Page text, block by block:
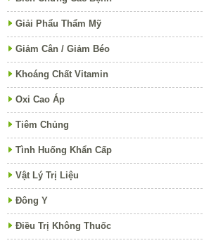
Giải Phẩu Thẩm Mỹ
Giảm Cân / Giảm Béo
Khoáng Chất Vitamin
Oxi Cao Áp
Tiêm Chủng
Tình Huống Khẩn Cấp
Vật Lý Trị Liệu
Đông Y
Điều Trị Không Thuốc